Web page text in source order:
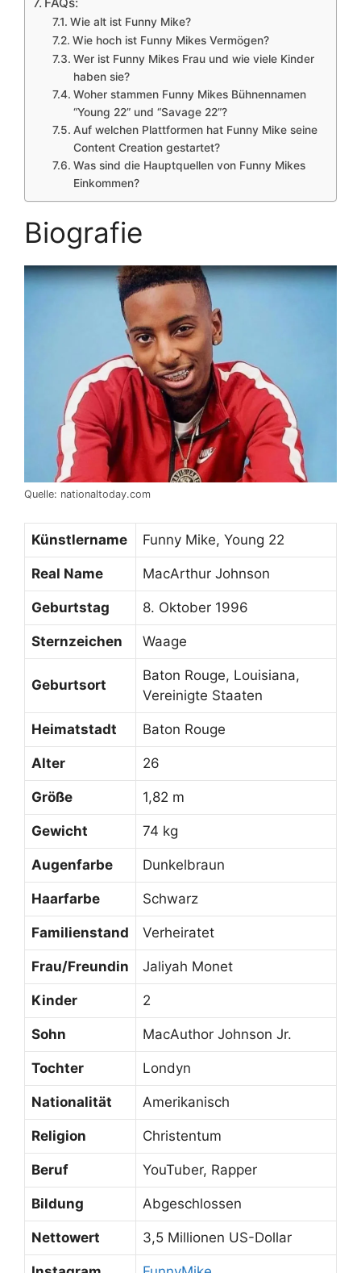
Wie alt ist Funny Mike?
Wie hoch ist Funny Mikes Vermögen?
Wer ist Funny Mikes Frau und wie viele Kinder
haben sie?
Woher stammen Funny Mikes Bühnennamen
“Young 22” und “Savage 22”?
Auf welchen Plattformen hat Funny Mike seine
Content Creation gestartet?
Was sind die Hauptquellen von Funny Mikes
Einkommen?
Biografie
Quelle: nationaltoday.com
Künstlername Funny Mike, Young 22
Real Name MacArthur Johnson
Geburtstag 8. Oktober 1996
Sternzeichen Waage
Geburtsort
Baton Rouge, Louisiana,
Vereinigte Staaten
Heimatstadt Baton Rouge
Alter 26
Größe 1,82 m
Gewicht 74 kg
Augenfarbe Dunkelbraun
Haarfarbe Schwarz
Familienstand Verheiratet
Frau/Freundin Jaliyah Monet
Kinder 2
Sohn MacAuthor Johnson Jr.
Tochter Londyn
Nationalität Amerikanisch
Religion Christentum
Beruf YouTuber, Rapper
Bildung Abgeschlossen
Nettowert 3,5 Millionen US-Dollar